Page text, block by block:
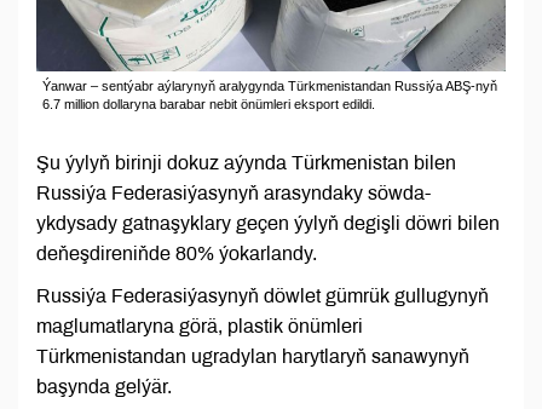
Ýanwar – sentýabr aýlarynyň aralygynda Türkmenistandan Russiýa ABŞ-nyň
6.7 million dollaryna barabar nebit önümleri eksport edildi.
Şu ýylyň birinji dokuz aýynda Türkmenistan bilen
Russiýa Federasiýasynyň arasyndaky söwda-
ykdysady gatnaşyklary geçen ýylyň degişli döwri bilen
deňeşdireniňde 80% ýokarlandy.
Russiýa Federasiýasynyň döwlet gümrük gullugynyň
maglumatlaryna görä, plastik önümleri
Türkmenistandan ugradylan harytlaryň sanawynyň
başynda gelýär.